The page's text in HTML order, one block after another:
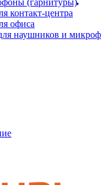
(гарнитуры)
контакт-центра
офиса
наушников и